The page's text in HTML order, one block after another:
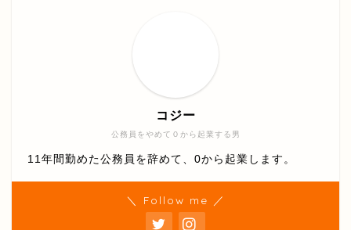
公務員をやめて０から起業する男
コジー
11年間勤めた公務員を辞めて、0から起業します。
＼ Follow me ／